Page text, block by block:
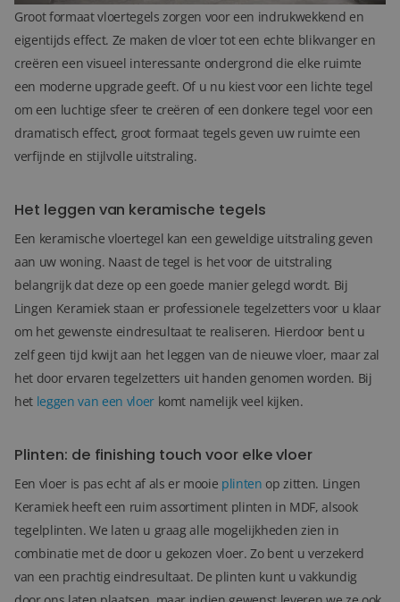
Groot formaat vloertegels zorgen voor een indrukwekkend en
eigentijds effect. Ze maken de vloer tot een echte blikvanger en
creëren een visueel interessante ondergrond die elke ruimte
een moderne upgrade geeft. Of u nu kiest voor een lichte tegel
om een luchtige sfeer te creëren of een donkere tegel voor een
dramatisch effect, groot formaat tegels geven uw ruimte een
verfijnde en stijlvolle uitstraling.
Het leggen van keramische tegels
Een keramische vloertegel kan een geweldige uitstraling geven
aan uw woning. Naast de tegel is het voor de uitstraling
belangrijk dat deze op een goede manier gelegd wordt. Bij
Lingen Keramiek staan er professionele tegelzetters voor u klaar
om het gewenste eindresultaat te realiseren. Hierdoor bent u
zelf geen tijd kwijt aan het leggen van de nieuwe vloer, maar zal
het door ervaren tegelzetters uit handen genomen worden. Bij
het leggen van een vloerkomt namelijk veel kijken.
Plinten: de finishing touch voor elke vloer
Een vloer is pas echt af als er mooie plinten op zitten. Lingen
Keramiek heeft een ruim assortiment plinten in MDF, alsook
tegelplinten. We laten u graag alle mogelijkheden zien in
combinatie met de door u gekozen vloer. Zo bent u verzekerd
van een prachtig eindresultaat. De plinten kunt u vakkundig